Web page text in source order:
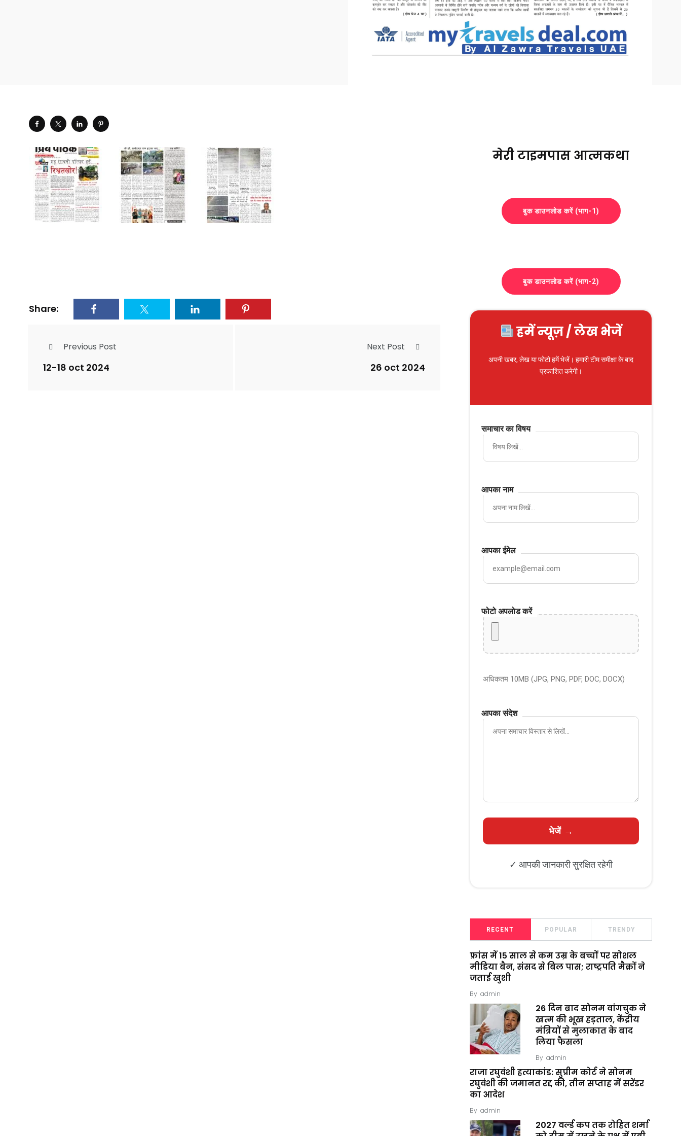
Share:
Previous Post
12-18 oct 2024
Next Post
26 oct 2024
मेरी टाइमपास आत्मकथा
बुक डाउनलोड करें (भाग-1)
बुक डाउनलोड करें (भाग-2)
हमें न्यूज़ / लेख भेजें
अपनी खबर, लेख या फोटो हमें भेजें। हमारी टीम समीक्षा के बाद
प्रकाशित करेगी।
समाचार का विषय
आपका नाम
आपका ईमेल
फोटो अपलोड करें
अधिकतम 10MB (JPG, PNG, PDF, DOC, DOCX)
आपका संदेश
✓ आपकी जानकारी सुरक्षित रहेगी
RECENT POPULAR TRENDY
फ्रांस में 15 साल से कम उम्र के बच्चों पर सोशल
मीडिया बैन, संसद से बिल पास; राष्ट्रपति मैक्रों ने
जताई खुशी
By admin
26 दिन बाद सोनम वांगचुक ने
खत्म की भूख हड़ताल, केंद्रीय
मंत्रियों से मुलाकात के बाद
लिया फैसला
By admin
राजा रघुवंशी हत्याकांड: सुप्रीम कोर्ट ने सोनम
रघुवंशी की जमानत रद्द की, तीन सप्ताह में सरेंडर
का आदेश
By admin
2027 वर्ल्ड कप तक रोहित शर्मा